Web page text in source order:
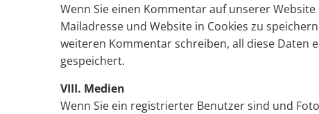
Wenn Sie einen Kommentar auf unserer
Mailadresse und Website in Cookies zu
weiteren Kommentar schreiben, all diese Daten
gespeichert.
VIII. Medien
Wenn Sie ein registrierter Benutzer sind und